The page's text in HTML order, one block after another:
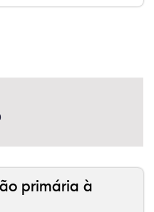
primária à